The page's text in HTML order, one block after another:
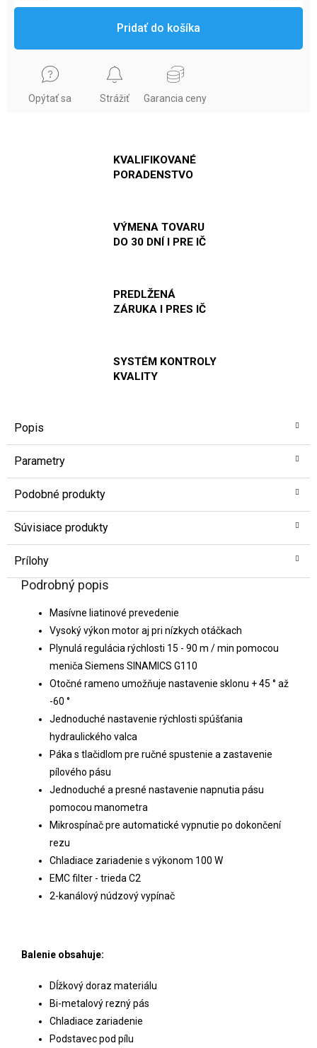
Pridať do košíka
Opýtať sa Strážiť Garancia ceny
KVALIFIKOVANÉ
PORADENSTVO
VÝMENA TOVARU
DO 30 DNÍ I PRE IČ
PREDLŽENÁ
ZÁRUKA I PRES IČ
SYSTÉM KONTROLY
KVALITY
Popis
Parametry
Podobné produkty
Súvisiace produkty
Prílohy
Podrobný popis
Masívne liatinové prevedenie
Vysoký výkon motor aj pri nízkych otáčkach
Plynulá regulácia rýchlosti 15 - 90 m / min pomocou
meniča Siemens SINAMICS G110
Otočné rameno umožňuje nastavenie sklonu + 45 ° až
-60 °
Jednoduché nastavenie rýchlosti spúšťania
hydraulického valca
Páka s tlačidlom pre ručné spustenie a zastavenie
pílového pásu
Jednoduché a presné nastavenie napnutia pásu
pomocou manometra
Mikrospínač pre automatické vypnutie po dokončení
rezu
Chladiace zariadenie s výkonom 100 W
EMC filter - trieda C2
2-kanálový núdzový vypínač
Balenie obsahuje:
Dĺžkový doraz materiálu
Bi-metalový rezný pás
Chladiace zariadenie
Podstavec pod pílu